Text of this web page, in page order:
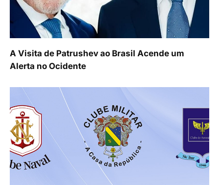
A Visita de Patrushev ao Brasil Acende um
Alerta no Ocidente